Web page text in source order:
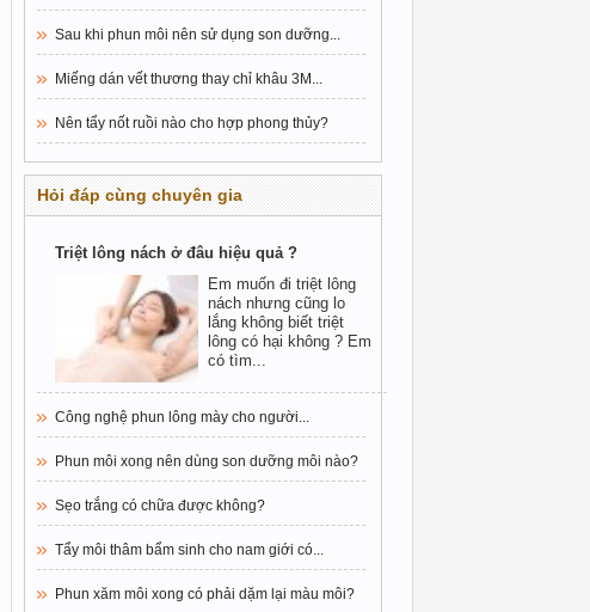
Sau khi phun môi nên sử dụng son dưỡng...
Miếng dán vết thương thay chỉ khâu 3M...
Nên tẩy nốt ruồi nào cho hợp phong thủy?
Hỏi đáp cùng chuyên gia
Triệt lông nách ở đâu hiệu quả ?
Em muốn đi triệt lông
nách nhưng cũng lo
lắng không biết triệt
lông có hại không ? Em
có tìm...
Công nghệ phun lông mày cho người...
Phun môi xong nên dùng son dưỡng môi nào?
Sẹo trắng có chữa được không?
Tẩy môi thâm bẩm sinh cho nam giới có...
Phun xăm môi xong có phải dặm lại màu môi?